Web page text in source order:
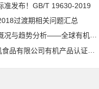
准发布！GB/T 19630-2019
过渡期相关问题汇总
全球有机农地现状与有机食品（含饮料）市场
限公司有机产品认证证书的公告